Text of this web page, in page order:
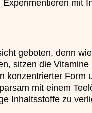
mit
geboten, denn
sitzen die Vitamine
konzentrierter Form
mit einem
Inhaltsstoffe zu